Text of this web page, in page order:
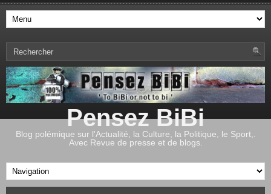
Pensez BiBi
Blog polémique sur l'Actualité, la Culture, la Politique, le Sport,.
Avec Revue de presse et de blogs.